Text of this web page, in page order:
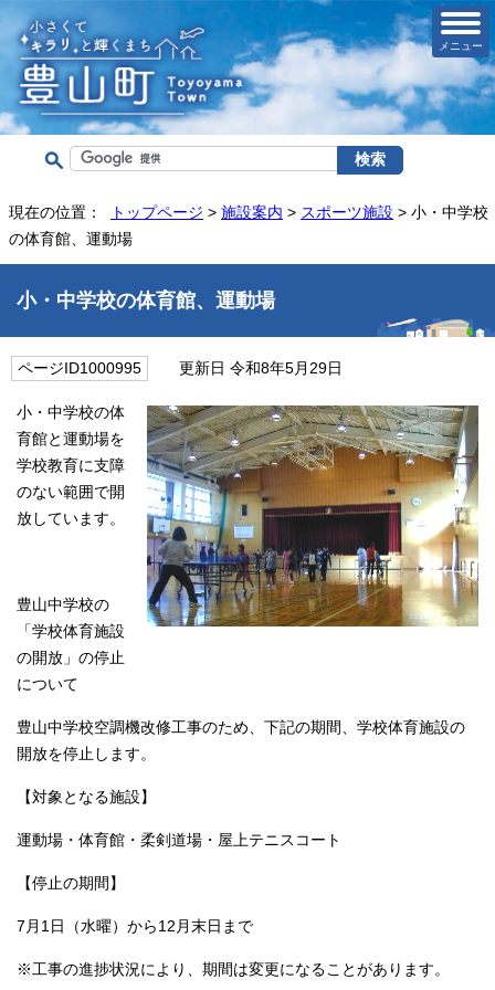
メニュー
現在の位置： トップページ > 施設案内 > スポーツ施設 > 小・中学校
の体育館、運動場
小・中学校の体育館、運動場
ページID1000995 更新日 令和8年5月29日
小・中学校の体
育館と運動場を
学校教育に支障
のない範囲で開
放しています。
豊山中学校の
「学校体育施設
の開放」の停止
について
豊山中学校空調機改修工事のため、下記の期間、学校体育施設の
開放を停止します。
【対象となる施設】
運動場・体育館・柔剣道場・屋上テニスコート
【停止の期間】
7月1日（水曜）から12月末日まで
※工事の進捗状況により、期間は変更になることがあります。